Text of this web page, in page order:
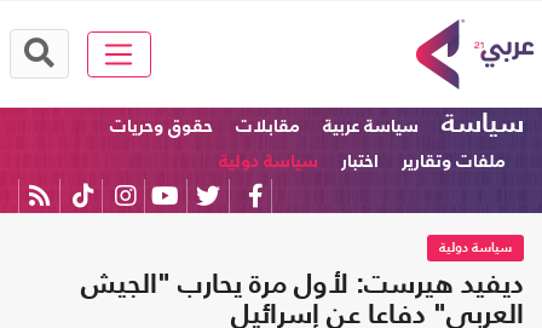
سياسة سياسة عربية مقابلات
حقوق وحريات
ملفات وتقارير
اختبار سياسة دولية
سياسة دولية
ديفيد هيرست: لأول مرة يحارب "الجيش
العربي" دفاعا عن إسرائيل